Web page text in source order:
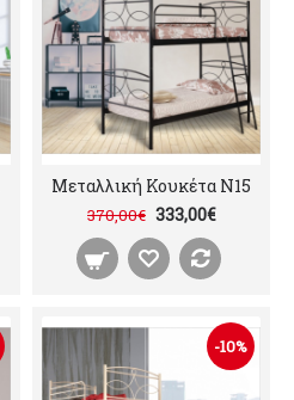
Μεταλλική Κουκέτα N15
370,00€ 333,00€
-10%